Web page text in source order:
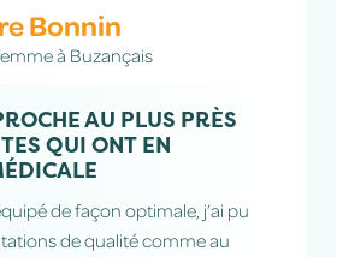
Bonnin
à Buzançais
AU PLUS PRÈS
QUI ONT EN
de façon optimale, j’ai pu
de qualité comme au